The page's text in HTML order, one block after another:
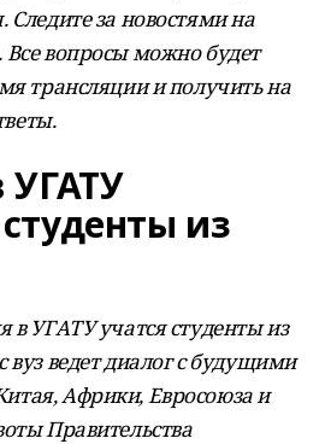
Следите за новостями на
Все вопросы можно будет
трансляции и получить на
УГАТУ
из
в УГАТУ учатся студенты из
вуз ведет диалог с будущими
Африки, Евросоюза и
Правительства